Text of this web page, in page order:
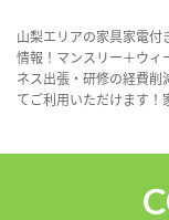
山梨エリアの家具家電
情報！マンスリー＋ウィ
ネス出張・研修の経費削
てご利用いただけます！